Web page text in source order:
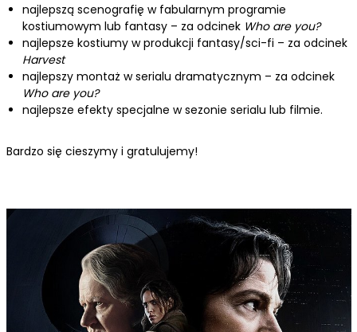
najlepszą scenografię w fabularnym programie
kostiumowym lub fantasy – za odcinek Who are you?
najlepsze kostiumy w produkcji fantasy/sci-fi – za odcinek
Harvest
najlepszy montaż w serialu dramatycznym – za odcinek
Who are you?
najlepsze efekty specjalne w sezonie serialu lub filmie.
Bardzo się cieszymy i gratulujemy!